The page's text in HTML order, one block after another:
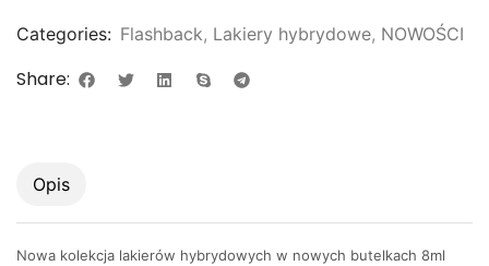
Categories: Flashback, Lakiery hybrydowe, NOWOŚCI
Share:
Opis
Nowa kolekcja lakierów hybrydowych w nowych butelkach 8ml